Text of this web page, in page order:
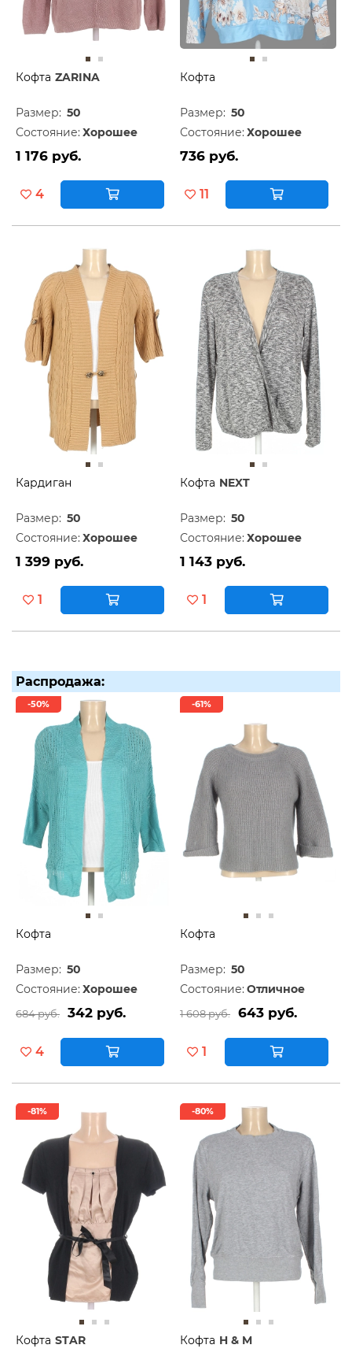
Кофта ZARINA
Размер: 50
Состояние: Хорошее
1 176 руб.
4
Кофта
Размер: 50
Состояние: Хорошее
736 руб.
11
Кардиган
Размер: 50
Состояние: Хорошее
1 399 руб.
1
Кофта NEXT
Размер: 50
Состояние: Хорошее
1 143 руб.
1
Распродажа:
-50%
Кофта
Размер: 50
Состояние: Хорошее
684 руб. 342 руб.
4
-61%
Кофта
Размер: 50
Состояние: Отличное
1 608 руб. 643 руб.
1
-81%
Кофта STAR
-80%
Кофта H & M